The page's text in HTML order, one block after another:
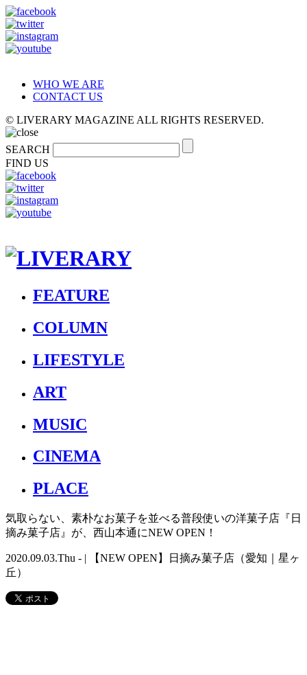
WHO WE ARE
CONTACT US
© LIVERARY MAGAZINE ALL RIGHTS RESERVED.
SEARCH
FIND US
FEATURE
COLUMN
LIFESTYLE
ART
MUSIC
CINEMA
PLACE
気取らない、素朴なお菓子を並べる普段使いの洋菓子店『日
摘み菓子店』が、西山本通にNEW OPEN！
2020.09.03.Thu - | 【NEW OPEN】日摘み菓子店（愛知｜星ヶ
丘）